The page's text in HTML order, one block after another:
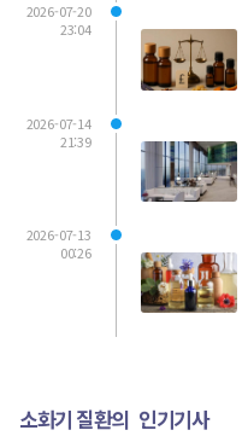
2026-07-20
23:04
2026-07-14
21:39
2026-07-13
00:26
소화기 질환의 인기기사